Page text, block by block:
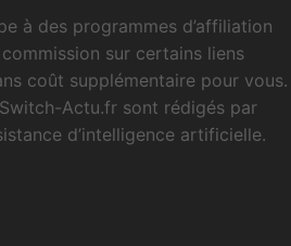
à des programmes d’affiliation
sur certains liens
coût supplémentaire pour vous.
Actu.fr sont rédigés par
d’intelligence artificielle.